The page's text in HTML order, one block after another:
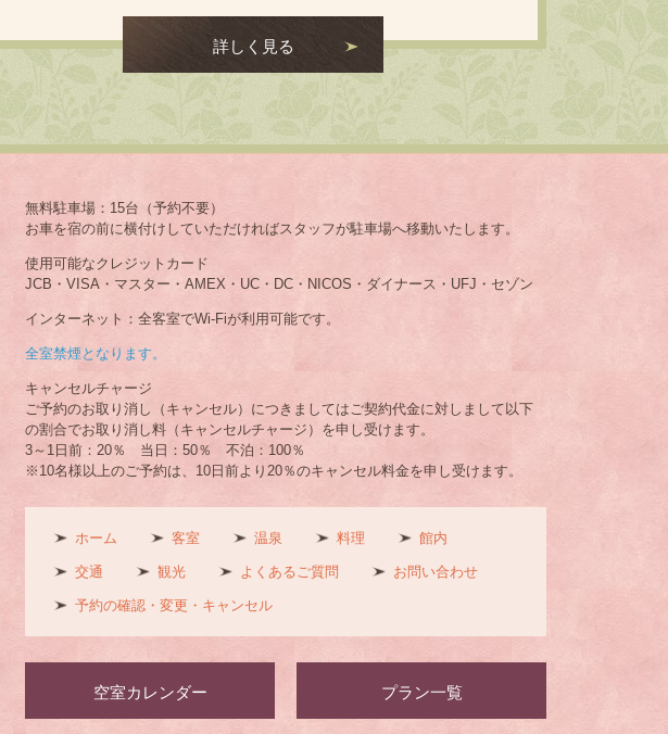
詳しく見る
無料駐車場：15台（予約不要）
お車を宿の前に横付けしていただければスタッフが駐車場へ移動いたします。
使用可能なクレジットカード
JCB・VISA・マスター・AMEX・UC・DC・NICOS・ダイナース・UFJ・セゾン
インターネット：全客室でWi-Fiが利用可能です。
全室禁煙となります。
キャンセルチャージ
ご予約のお取り消し（キャンセル）につきましてはご契約代金に対しまして以下
の割合でお取り消し料（キャンセルチャージ）を申し受けます。
3～1日前：20％ 当日：50％ 不泊：100％
※10名様以上のご予約は、10日前より20％のキャンセル料金を申し受けます。
ホーム 客室 温泉 料理 館内
交通 観光 よくあるご質問 お問い合わせ
予約の確認・変更・キャンセル
空室カレンダー プラン一覧